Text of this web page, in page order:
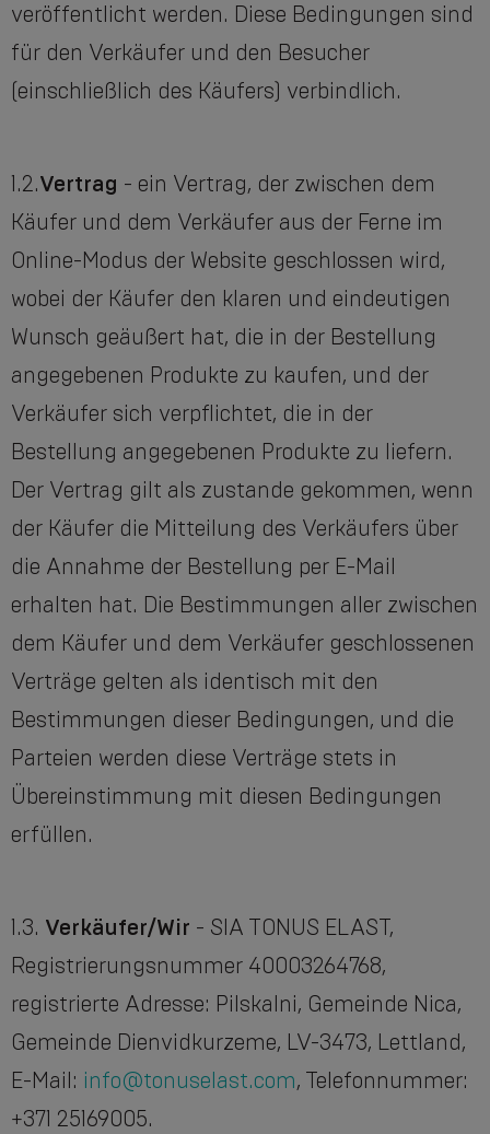
veröffentlicht werden. Diese Bedingungen sind
für den Verkäufer und den Besucher
(einschließlich des Käufers) verbindlich.
1.2.Vertrag - ein Vertrag, der zwischen dem
Käufer und dem Verkäufer aus der Ferne im
Online-Modus der Website geschlossen wird,
wobei der Käufer den klaren und eindeutigen
Wunsch geäußert hat, die in der Bestellung
angegebenen Produkte zu kaufen, und der
Verkäufer sich verpflichtet, die in der
Bestellung angegebenen Produkte zu liefern.
Der Vertrag gilt als zustande gekommen, wenn
der Käufer die Mitteilung des Verkäufers über
die Annahme der Bestellung per E-Mail
erhalten hat. Die Bestimmungen aller zwischen
dem Käufer und dem Verkäufer geschlossenen
Verträge gelten als identisch mit den
Bestimmungen dieser Bedingungen, und die
Parteien werden diese Verträge stets in
Übereinstimmung mit diesen Bedingungen
erfüllen.
1.3. Verkäufer/Wir - SIA TONUS ELAST,
Registrierungsnummer 40003264768,
registrierte Adresse: Pilskalni, Gemeinde Nica,
Gemeinde Dienvidkurzeme, LV-3473, Lettland,
E-Mail: info@tonuselast.com, Telefonnummer:
+371 25169005.